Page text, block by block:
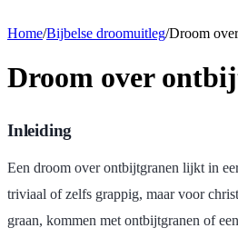
Home/Bijbelse droomuitleg/Droom
Droom over
Inleiding
Een droom over ontbijtgranen lijkt in
triviaal of zelfs grappig, maar voor
graan, kommen met ontbijtgranen of